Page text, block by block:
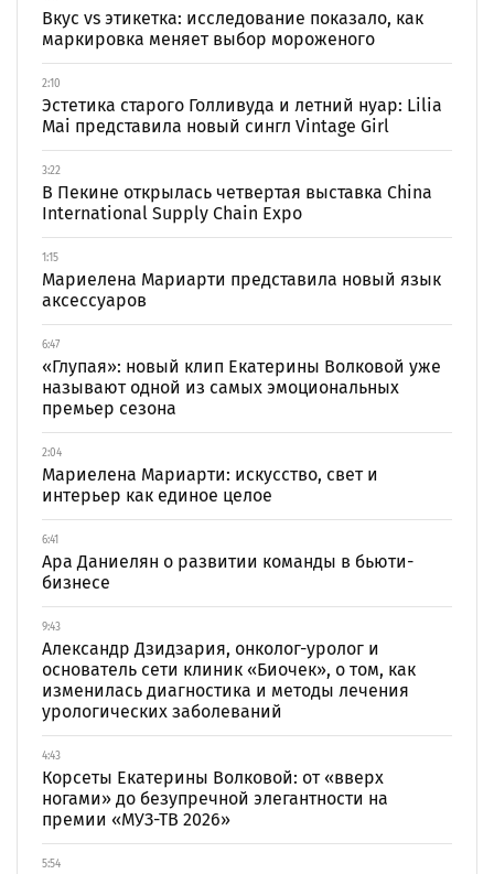
Вкус vs этикетка: исследование показало, как
маркировка меняет выбор мороженого
2:10
Эстетика старого Голливуда и летний нуар: Lilia
Mai представила новый сингл Vintage Girl
3:22
В Пекине открылась четвертая выставка China
International Supply Chain Expo
1:15
Мариелена Мариарти представила новый язык
аксессуаров
6:47
«Глупая»: новый клип Екатерины Волковой уже
называют одной из самых эмоциональных
премьер сезона
2:04
Мариелена Мариарти: искусство, свет и
интерьер как единое целое
6:41
Ара Даниелян о развитии команды в бьюти-
бизнесе
9:43
Александр Дзидзария, онколог-уролог и
основатель сети клиник «Биочек», о том, как
изменилась диагностика и методы лечения
урологических заболеваний
4:43
Корсеты Екатерины Волковой: от «вверх
ногами» до безупречной элегантности на
премии «МУЗ-ТВ 2026»
5:54